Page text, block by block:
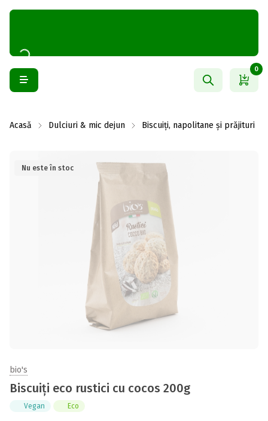
0
Acasă Dulciuri & mic dejun Biscuiți, napolitane și prăjituri
Nu este în stoc
bio's
Biscuiți eco rustici cu cocos 200g
Vegan Eco